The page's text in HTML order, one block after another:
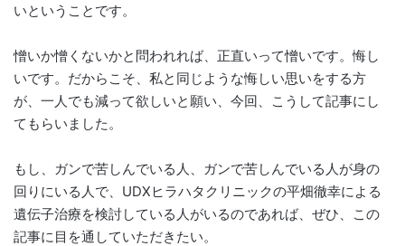
いということです。
憎いか憎くないかと問われれば、正直いって憎いです。悔し
いです。だからこそ、私と同じような悔しい思いをする方
が、一人でも減って欲しいと願い、今回、こうして記事にし
てもらいました。
もし、ガンで苦しんでいる人、ガンで苦しんでいる人が身の
回りにいる人で、UDXヒラハタクリニックの平畑徹幸による
遺伝子治療を検討している人がいるのであれば、ぜひ、この
記事に目を通していただきたい。